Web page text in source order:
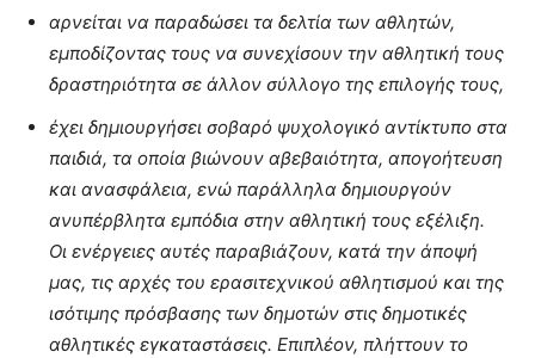
αρνείται να παραδώσει τα δελτία των αθλητών,
εμποδίζοντας τους να συνεχίσουν την αθλητική τους
δραστηριότητα σε άλλον σύλλογο της επιλογής τους,
έχει δημιουργήσει σοβαρό ψυχολογικό αντίκτυπο στα
παιδιά, τα οποία βιώνουν αβεβαιότητα, απογοήτευση
και ανασφάλεια, ενώ παράλληλα δημιουργούν
ανυπέρβλητα εμπόδια στην αθλητική τους εξέλιξη.
Οι ενέργειες αυτές παραβιάζουν, κατά την άποψή
μας, τις αρχές του ερασιτεχνικού αθλητισμού και της
ισότιμης πρόσβασης των δημοτών στις δημοτικές
αθλητικές εγκαταστάσεις. Επιπλέον, πλήττουν το